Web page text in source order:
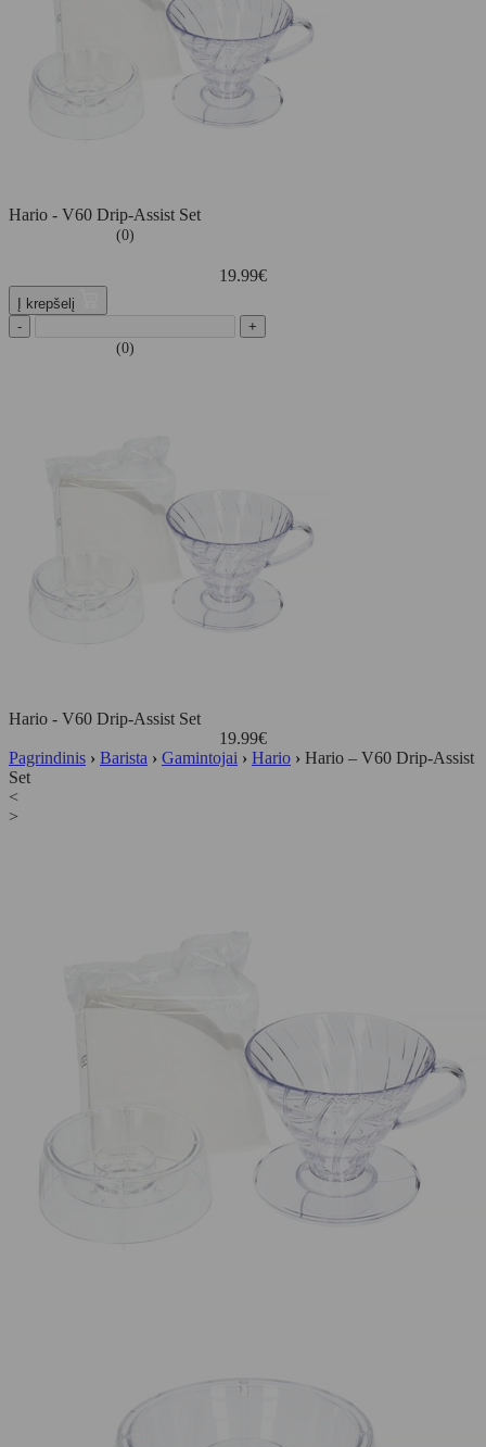
Hario - V60 Drip-Assist Set
(0)
19.99€
Į krepšelį
-
+
(0)
Hario - V60 Drip-Assist Set
19.99€
Pagrindinis › Barista › Gamintojai › Hario › Hario – V60 Drip-Assist
Set
<
>